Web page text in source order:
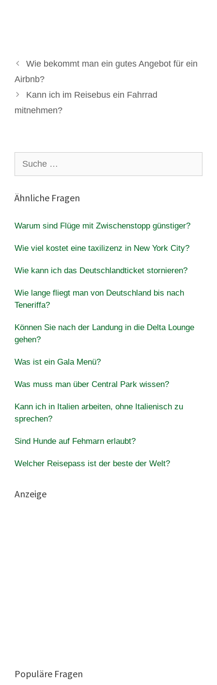
Wie bekommt man ein gutes Angebot für ein
Airbnb?
Kann ich im Reisebus ein Fahrrad
mitnehmen?
nach:
Ähnliche Fragen
Warum sind Flüge mit Zwischenstopp günstiger?
Wie viel kostet eine taxilizenz in New York City?
Wie kann ich das Deutschlandticket stornieren?
Wie lange fliegt man von Deutschland bis nach
Teneriffa?
Können Sie nach der Landung in die Delta Lounge
gehen?
Was ist ein Gala Menü?
Was muss man über Central Park wissen?
Kann ich in Italien arbeiten, ohne Italienisch zu
sprechen?
Sind Hunde auf Fehmarn erlaubt?
Welcher Reisepass ist der beste der Welt?
Anzeige
Populäre Fragen